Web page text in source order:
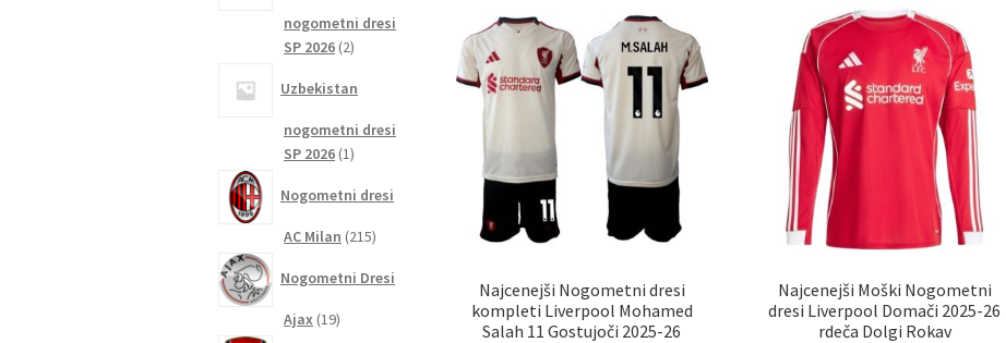
Možnosti
lahko
izberete
strani
izdelka
Možnosti
lahko
izberete
na
strani
izdelka
Najcenejši Nogometni dresi
kompleti Liverpool Mohamed
Salah 11 Gostujoči 2025-26
Najcenejši Moški Nogometni
dresi Liverpool Domači 2025-26
rdeča Dolgi Rokav
nogometni dresi
SP 2026 22
Uzbekistan
nogometni dresi
SP 2026 11
Nogometni dresi
AC Milan 215215
Nogometni Dresi
Ajax 1919